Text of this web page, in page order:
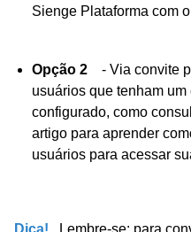
Sienge Plataforma com
Opção 2 - Via convite
usuários que tenham
configurado, como
artigo para aprender
usuários para acessar
Dica! Lembre-se: para